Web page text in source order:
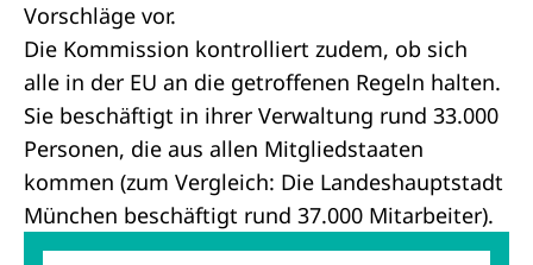
Vorschläge vor.
Die Kommission kontrolliert zudem, ob sich
alle in der EU an die getroffenen Regeln halten.
Sie beschäftigt in ihrer Verwaltung rund 33.000
Personen, die aus allen Mitgliedstaaten
kommen (zum Vergleich: Die Landeshauptstadt
München beschäftigt rund 37.000 Mitarbeiter).